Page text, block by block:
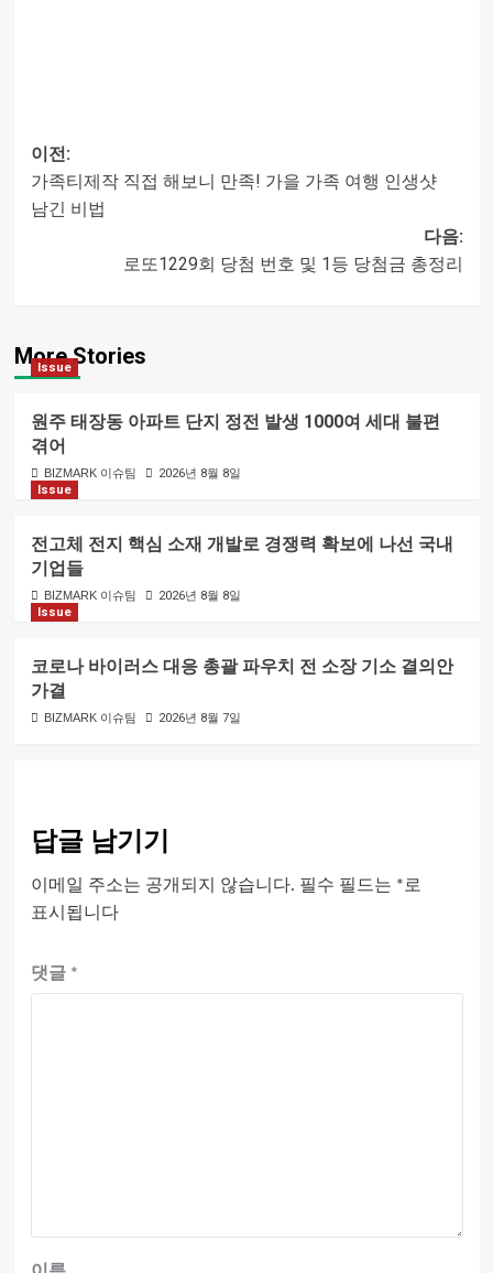
글
내비게이션
이전:
가족티제작 직접 해보니 만족! 가을 가족 여행 인생샷
남긴 비법
다음:
로또1229회 당첨 번호 및 1등 당첨금 총정리
More Stories
Issue
원주 태장동 아파트 단지 정전 발생 1000여 세대 불편
겪어
BIZMARK 이슈팀
2026년 8월 8일
Issue
전고체 전지 핵심 소재 개발로 경쟁력 확보에 나선 국내
기업들
BIZMARK 이슈팀
2026년 8월 8일
Issue
코로나 바이러스 대응 총괄 파우치 전 소장 기소 결의안
가결
BIZMARK 이슈팀 2026년 8월 7일
답글 남기기
이메일 주소는 공개되지 않습니다. 필수 필드는 * 로
표시됩니다
댓글 *